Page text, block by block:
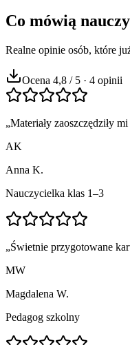
Co mówią
Realne opinie osób, które
Ocena 4,8 / 5 · 4 opinii
„Materiały zaoszczędziły
AK
Anna K.
Nauczycielka klas 1–3
„Świetnie przygotowane
MW
Magdalena W.
Pedagog szkolny